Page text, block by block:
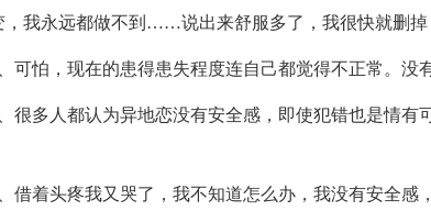
，我永远都做不到……说出来舒服多了，我很快就删
可怕，现在的患得患失程度连自己都觉得不正常。没
很多人都认为异地恋没有安全感，即使犯错也是情有
借着头疼我又哭了，我不知道怎么办，我没有安全感